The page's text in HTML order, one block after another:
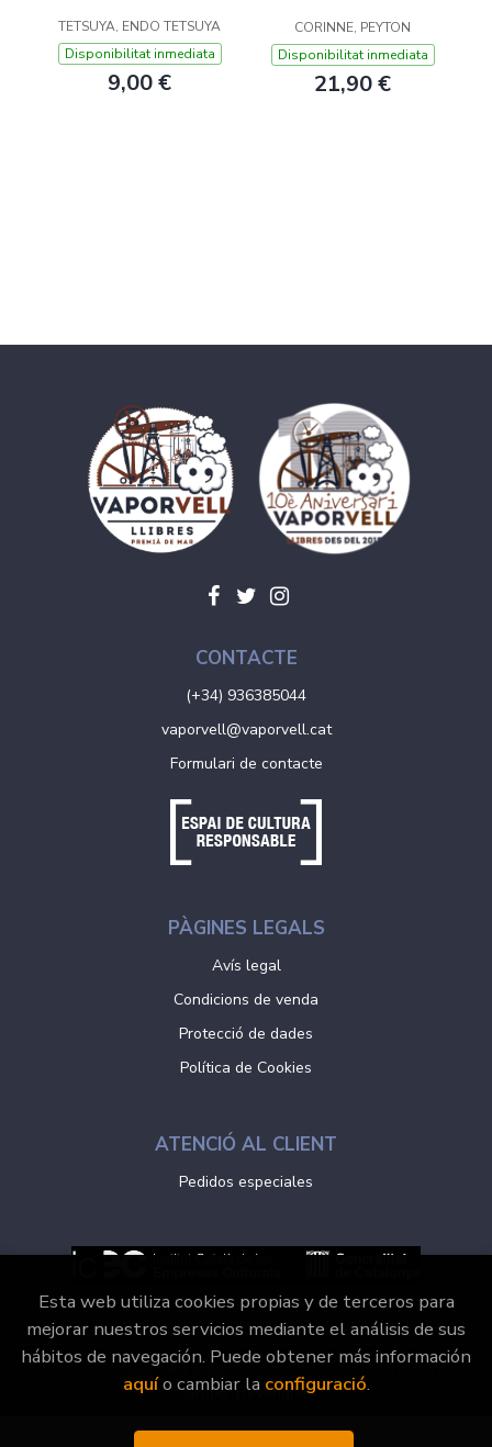
TETSUYA, ENDO TETSUYA
Disponibilitat inmediata
9,00 €
CORINNE, PEYTON
Disponibilitat inmediata
21,90 €
CONTACTE
(+34) 936385044
vaporvell@vaporvell.cat
Formulari de contacte
PÀGINES LEGALS
Avís legal
Condicions de venda
Protecció de dades
Política de Cookies
ATENCIÓ AL CLIENT
Pedidos especiales
2026 © Vaporvell Llibres. Tots els Drets Reservats |
Grupo Trevenque
Esta web utiliza cookies propias y de terceros para
mejorar nuestros servicios mediante el análisis de sus
hábitos de navegación. Puede obtener más información
aquío cambiar la configuració.